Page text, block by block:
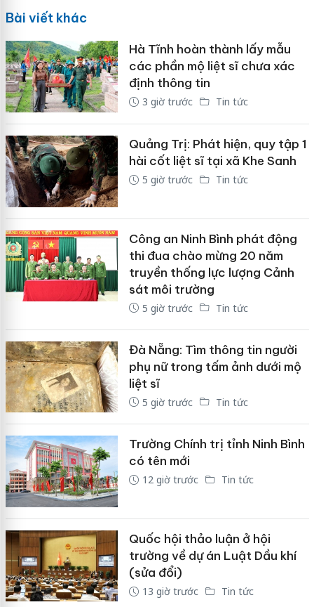
Bài viết khác
Hà Tĩnh hoàn thành lấy mẫu
các phần mộ liệt sĩ chưa xác
định thông tin
3 giờ trước Tin tức
Quảng Trị: Phát hiện, quy tập 1
hài cốt liệt sĩ tại xã Khe Sanh
5 giờ trước Tin tức
Công an Ninh Bình phát động
thi đua chào mừng 20 năm
truyền thống lực lượng Cảnh
sát môi trường
5 giờ trước Tin tức
Đà Nẵng: Tìm thông tin người
phụ nữ trong tấm ảnh dưới mộ
liệt sĩ
5 giờ trước Tin tức
Trường Chính trị tỉnh Ninh Bình
có tên mới
12 giờ trước Tin tức
Quốc hội thảo luận ở hội
trường về dự án Luật Dầu khí
(sửa đổi)
13 giờ trước Tin tức